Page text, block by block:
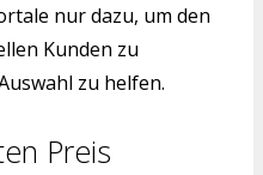
nur dazu, um den
Kunden zu
zu helfen.
Preis